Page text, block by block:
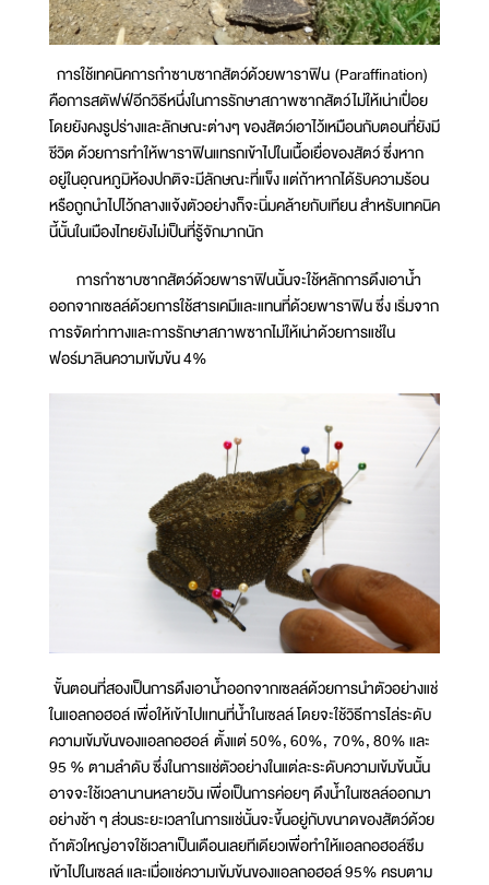
การใช้เทคนิคการกำซาบซากสัตว์ด้วยพาราฟิน (Paraffination)
คือการสตัฟฟ์อีกวิธีหนึ่งในการรักษาสภาพซากสัตว์ไม่ให้เน่าเปื่อย
โดยยังคงรูปร่างและลักษณะต่างๆ ของสัตว์เอาไว้เหมือนกับตอนที่ยังมี
ชีวิต ด้วยการทำให้พาราฟินแทรกเข้าไปในเนื้อเยื่อของสัตว์ ซึ่งหาก
อยู่ในอุณหภูมิห้องปกติจะมีลักษณะที่แข็ง แต่ถ้าหากได้รับความร้อน
หรือถูกนำไปไว้กลางแจ้งตัวอย่างก็จะนิ่มคล้ายกับเทียน สำหรับเทคนิค
นี้นั้นในเมืองไทยยังไม่เป็นที่รู้จักมากนัก
การกำซาบซากสัตว์ด้วยพาราฟินนั้นจะใช้หลักการดึงเอาน้ำ
ออกจากเซลล์ด้วยการใช้สารเคมีและแทนที่ด้วยพาราฟิน ซึ่ง เริ่มจาก
การจัดท่าทางและการรักษาสภาพซากไม่ให้เน่าด้วยการแช่ใน
ฟอร์มาลินความเข้มข้น 4%
ขั้นตอนที่สองเป็นการดึงเอาน้ำออกจากเซลล์ด้วยการนำตัวอย่างแช่
ในแอลกอฮอล์ เพื่อให้เข้าไปแทนที่น้ำในเซลล์ โดยจะใช้วิธีการไล่ระดับ
ความเข้มข้นของแอลกอฮอล์ ตั้งแต่ 50%, 60%, 70%, 80% และ
95 % ตามลำดับ ซึ่งในการแช่ตัวอย่างในแต่ละระดับความเข้มข้นนั้น
อาจจะใช้เวลานานหลายวัน เพื่อเป็นการค่อยๆ ดึงน้ำในเซลล์ออกมา
อย่างช้า ๆ ส่วนระยะเวลาในการแช่นั้นจะขึ้นอยู่กับขนาดของสัตว์ด้วย
ถ้าตัวใหญ่อาจใช้เวลาเป็นเดือนเลยทีเดียวเพื่อทำให้แอลกอฮอล์ซึม
เข้าไปในเซลล์ และเมื่อแช่ความเข้มข้นของแอลกอฮอล์ 95% ครบตาม